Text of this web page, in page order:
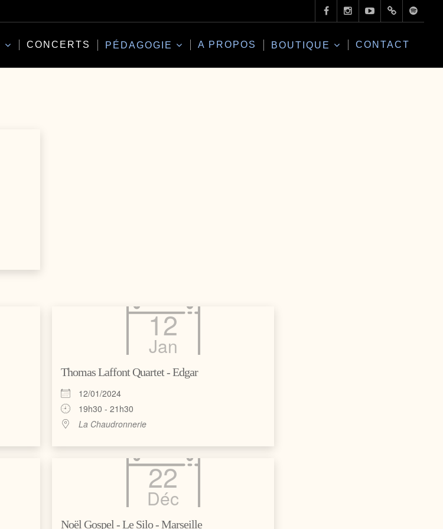
CONCERTS PÉDAGOGIE A PROPOS BOUTIQUE CONTACT
12
Jan
Thomas Laffont Quartet - Edgar
12/01/2024
19h30 - 21h30
La Chaudronnerie
22
Déc
Noël Gospel - Le Silo - Marseille